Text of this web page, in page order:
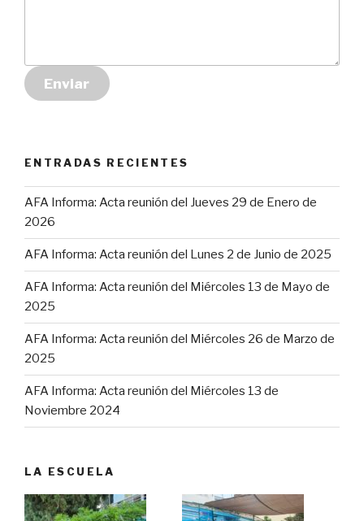
Enviar
ENTRADAS RECIENTES
AFA Informa: Acta reunión del Jueves 29 de Enero de
2026
AFA Informa: Acta reunión del Lunes 2 de Junio de 2025
AFA Informa: Acta reunión del Miércoles 13 de Mayo de
2025
AFA Informa: Acta reunión del Miércoles 26 de Marzo de
2025
AFA Informa: Acta reunión del Miércoles 13 de
Noviembre 2024
LA ESCUELA